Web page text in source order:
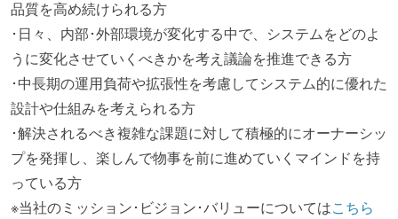
品質を高め続けられる方
･日々、内部･外部環境が変化する中で、システムをどのよ
うに変化させていくべきかを考え議論を推進できる方
･中長期の運用負荷や拡張性を考慮してシステム的に優れた
設計や仕組みを考えられる方
･解決されるべき複雑な課題に対して積極的にオーナーシッ
プを発揮し、楽しんで物事を前に進めていくマインドを持
っている方
※当社のミッション･ビジョン･バリューについてはこちら